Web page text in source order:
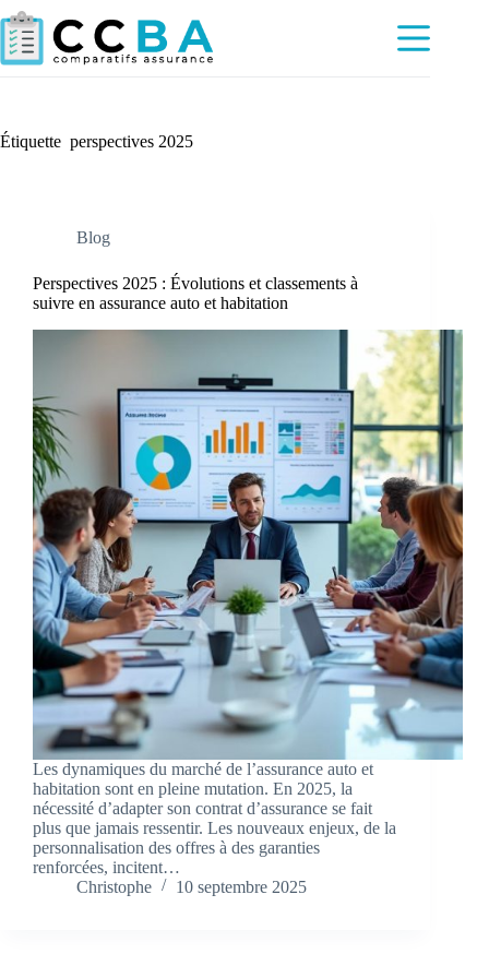
Passer
au
contenu
Étiquette perspectives 2025
Blog
Perspectives 2025 : Évolutions et classements à
suivre en assurance auto et habitation
Les dynamiques du marché de l’assurance auto et
habitation sont en pleine mutation. En 2025, la
nécessité d’adapter son contrat d’assurance se fait
plus que jamais ressentir. Les nouveaux enjeux, de la
personnalisation des offres à des garanties
renforcées, incitent…
Christophe
10 septembre 2025